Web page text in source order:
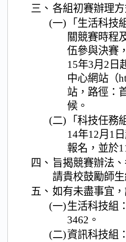
三、 各組初賽辦理方
(一)
「生活科
關競賽時程
伍參與決賽
15年3月2日
中心網站（
站，路徑：
候。
(二)
「科技任
14年12月1
報名，並於
四、 旨揭競賽辦法
請貴校鼓勵師生
五、 如有未盡事宜
(一)生活科技組
3462。
(二)資訊科技組